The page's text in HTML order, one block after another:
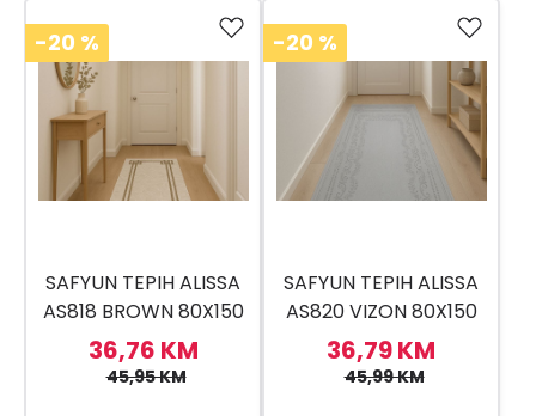
-20 %
SAFYUN TEPIH ALISSA
AS818 BROWN 80X150
36,76 KM
45,95 KM
-20 %
SAFYUN TEPIH ALISSA
AS820 VIZON 80X150
36,79 KM
45,99 KM